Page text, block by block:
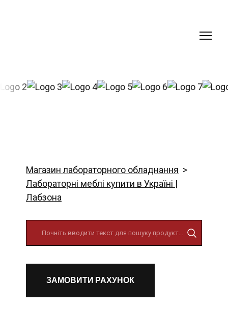
Магазин лабораторного обладнання
Лабораторні меблі купити в Україні |
Лабзона
ЗАМОВИТИ РАХУНОК